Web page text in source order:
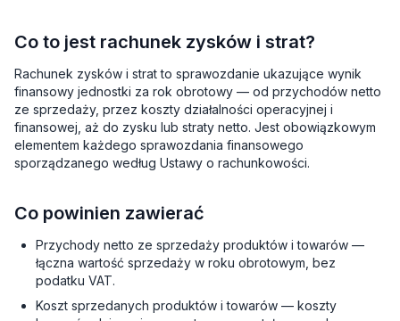
Co to jest rachunek zysków i strat?
Rachunek zysków i strat to sprawozdanie ukazujące wynik
finansowy jednostki za rok obrotowy — od przychodów netto
ze sprzedaży, przez koszty działalności operacyjnej i
finansowej, aż do zysku lub straty netto. Jest obowiązkowym
elementem każdego sprawozdania finansowego
sporządzanego według Ustawy o rachunkowości.
Co powinien zawierać
Przychody netto ze sprzedaży produktów i towarów —
łączna wartość sprzedaży w roku obrotowym, bez
podatku VAT.
Koszt sprzedanych produktów i towarów — koszty